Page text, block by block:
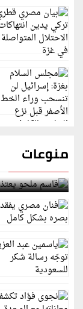
منوعات
قاسم ملحو